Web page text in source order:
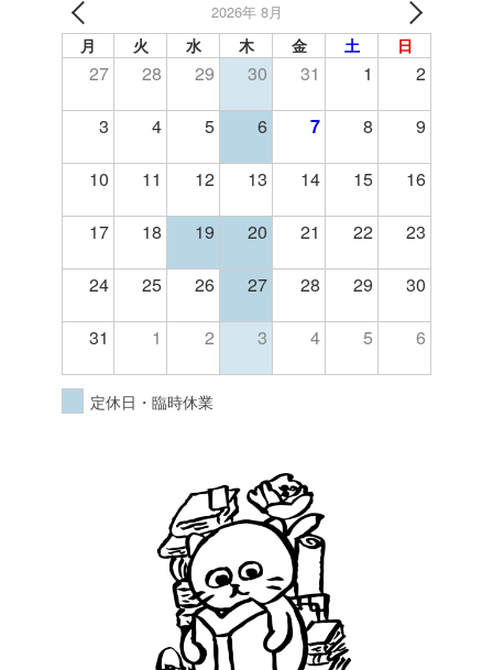
2026年 8月
月 火 水 木 金 土 日
27 28 29 30 31 1 2
3 4 5 6 7 8 9
10 11 12 13 14 15 16
17 18 19 20 21 22 23
24 25 26 27 28 29 30
31 1 2 3 4 5 6
定休日・臨時休業